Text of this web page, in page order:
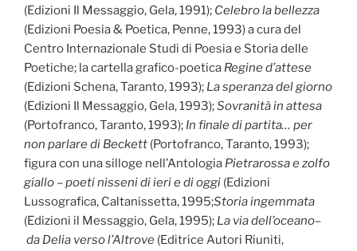
(Edizioni Il Messaggio, Gela, 1991); Celebro la bellezza
(Edizioni Poesia & Poetica, Penne, 1993) a cura del
Centro Internazionale Studi di Poesia e Storia delle
Poetiche; la cartella grafico-poetica Regine d’attese
(Edizioni Schena, Taranto, 1993); La speranza del giorno
(Edizioni Il Messaggio, Gela, 1993);Sovranità in attesa
(Portofranco, Taranto, 1993); In finale di partita… per
non parlare di Beckett (Portofranco, Taranto, 1993);
figura con una silloge nell’Antologia Pietrarossa e zolfo
giallo – poeti nisseni di ieri e di oggi (Edizioni
Lussografica, Caltanissetta, 1995;Storia ingemmata
(Edizioni il Messaggio, Gela, 1995); La via dell’oceano–
da Delia verso l’Altrove (Editrice Autori Riuniti,